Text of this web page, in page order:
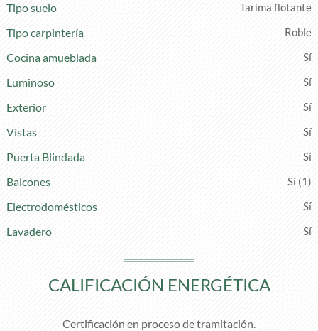
Tipo suelo
Tarima flotante
Tipo carpintería Roble
Cocina amueblada
Luminoso
Exterior
Vistas
Puerta Blindada
Balcones
(1)
Electrodomésticos
Lavadero
CALIFICACIÓN ENERGÉTICA
Certificación en proceso de tramitación.